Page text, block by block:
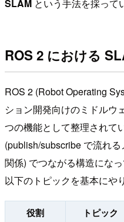
SLAM という手法を採って
ROS 2 における
ROS 2 (Robot Operating
ション開発向けのミドルウ
つの機能として整理されて
(publish/subscribe で流れる
関係) でつながる構造にな
以下のトピックを基本にや
役割 トピック